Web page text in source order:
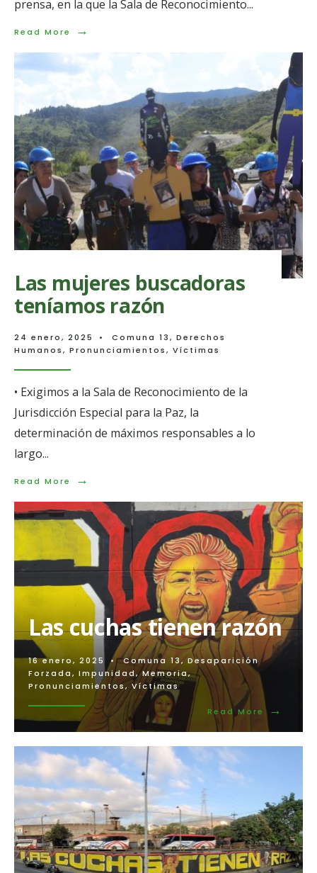
prensa, en la que la Sala de Reconocimiento...
Read More →
Read
¿Negacionismo
Las mujeres buscadoras
teníamos razón
24 enero, 2025 • Comuna 13, Derechos
Humanos, Pronunciamientos, Víctimas
• Exigimos a la Sala de Reconocimiento de la
Jurisdicción Especial para la Paz, la
determinación de máximos responsables a lo
largo...
Read More →
Read
mujeres
buscadoras
teníamos
razón
Las cuchas tienen razón
16 enero, 2025 • Comuna 13, Desaparición
Forzada, Impunidad,Memoria,
Pronunciamientos, Víctimas
Read More →
Read
More:
cuchas